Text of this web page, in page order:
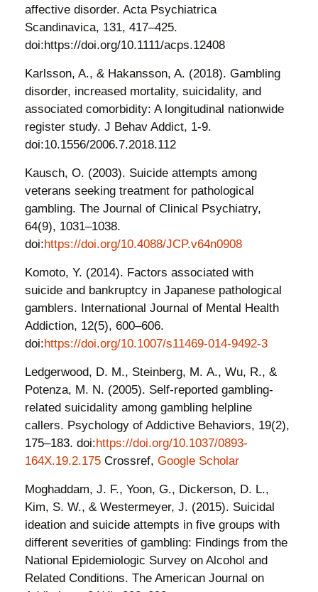
affective disorder. Acta Psychiatrica
Scandinavica, 131, 417–425.
doi:https://doi.org/10.1111/acps.12408
Karlsson, A., & Hakansson, A. (2018). Gambling
disorder, increased mortality, suicidality, and
associated comorbidity: A longitudinal nationwide
register study. J Behav Addict, 1-9.
doi:10.1556/2006.7.2018.112
Kausch, O. (2003). Suicide attempts among
veterans seeking treatment for pathological
gambling. The Journal of Clinical Psychiatry,
64(9), 1031–1038.
doi:https://doi.org/10.4088/JCP.v64n0908
Komoto, Y. (2014). Factors associated with
suicide and bankruptcy in Japanese pathological
gamblers. International Journal of Mental Health
Addiction, 12(5), 600–606.
doi:https://doi.org/10.1007/s11469-014-9492-3
Ledgerwood, D. M., Steinberg, M. A., Wu, R., &
Potenza, M. N. (2005). Self-reported gambling-
related suicidality among gambling helpline
callers. Psychology of Addictive Behaviors, 19(2),
175–183. doi:https://doi.org/10.1037/0893-
164X.19.2.175 Crossref, Google Scholar
Moghaddam, J. F., Yoon, G., Dickerson, D. L.,
Kim, S. W., & Westermeyer, J. (2015). Suicidal
ideation and suicide attempts in five groups with
different severities of gambling: Findings from the
National Epidemiologic Survey on Alcohol and
Related Conditions. The American Journal on